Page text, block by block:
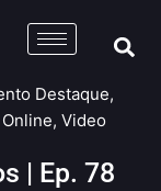
Destaque,
Online, Video
| Ep. 78